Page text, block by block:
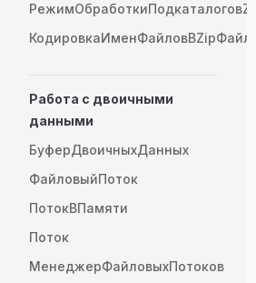
РежимОбработкиПодкаталоговZIP
КодировкаИменФайловВZipФайле
Работа с двоичными
данными
БуферДвоичныхДанных
ФайловыйПоток
ПотокВПамяти
Поток
МенеджерФайловыхПотоков